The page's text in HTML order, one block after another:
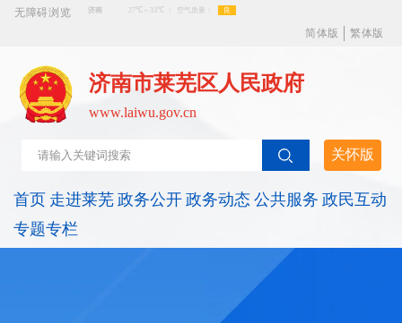
无障碍浏览
简体版
繁体版
济南市莱芜区人民政府
www.laiwu.gov.cn
关怀版
首页 走进莱芜 政务公开 政务动态 公共服务 政民互动
专题专栏